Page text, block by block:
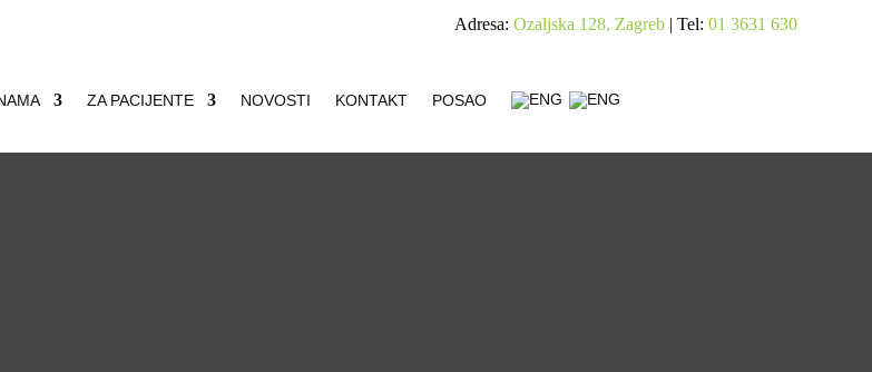
Adresa: Ozaljska 128, Zagreb| Tel: 01 3631 630
ZA PACIJENTE NOVOSTI KONTAKT POSAO